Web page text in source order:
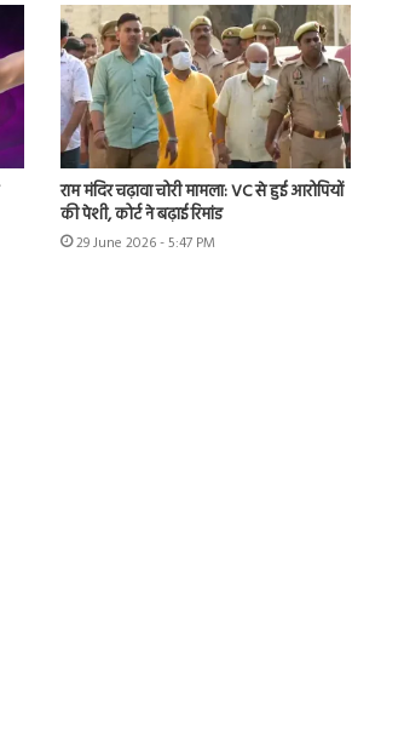
राम मंदिर चढ़ावा चोरी मामला: VC से हुई आरोपियों
की पेशी, कोर्ट ने बढ़ाई रिमांड
29 June 2026 - 5:47 PM